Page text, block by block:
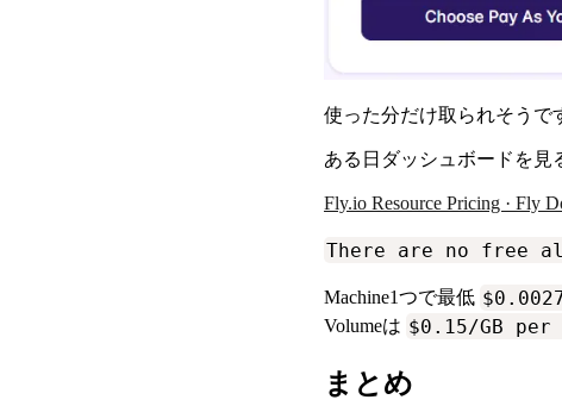
使った分だけ取られそうで
ある日ダッシュボードを見
Fly.io Resource Pricing · Fly
There are no free
Machine1つで最低
Volumeは $0.15/GB
まとめ